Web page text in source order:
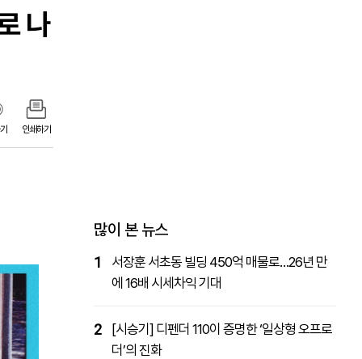
나
인쇄하기
많이 본 뉴스
1
서장훈 서초동 빌딩 450억 매물로…26년 만
에 16배 시세차익 기대
2
[시승기] 디펜더 110이 증명한 ‘일상형 오프로
더’의 진화